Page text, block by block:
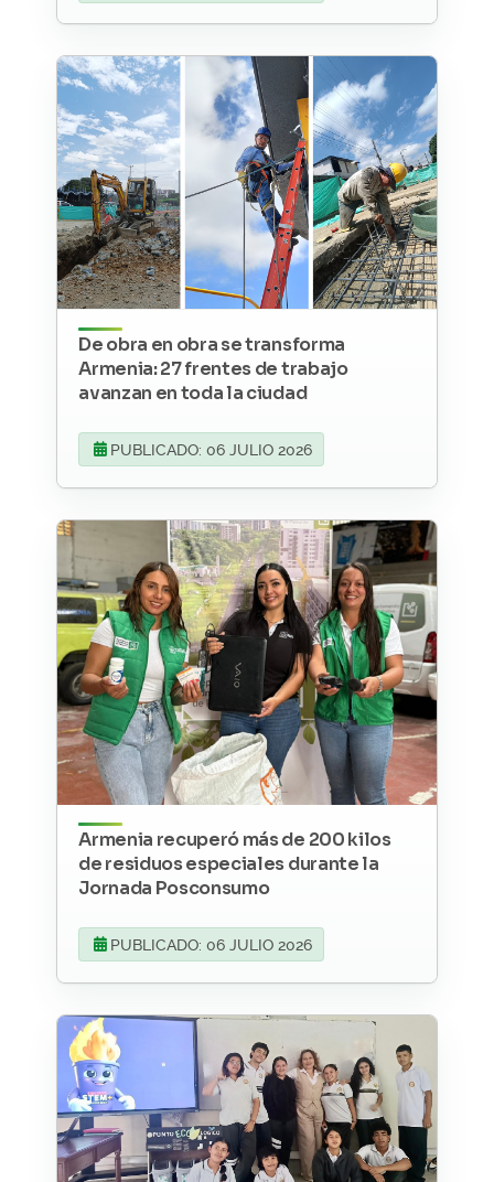
De obra en obra se transforma
Armenia: 27 frentes de trabajo
avanzan en toda la ciudad
PUBLICADO: 06 JULIO 2026
Armenia recuperó más de 200 kilos
de residuos especiales durante la
Jornada Posconsumo
PUBLICADO: 06 JULIO 2026